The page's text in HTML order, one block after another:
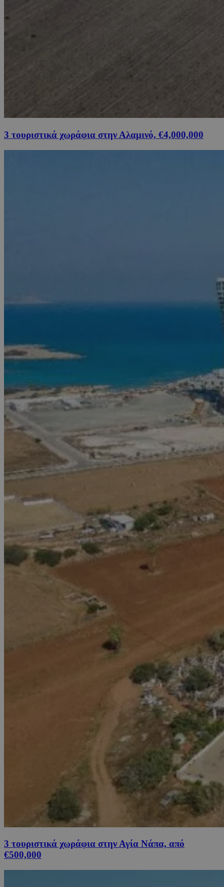
3 τουριστικά χωράφια στην Αλαμινό, €4,000,000
3 τουριστικά χωράφια στην Αγία Νάπα, από
€500,000